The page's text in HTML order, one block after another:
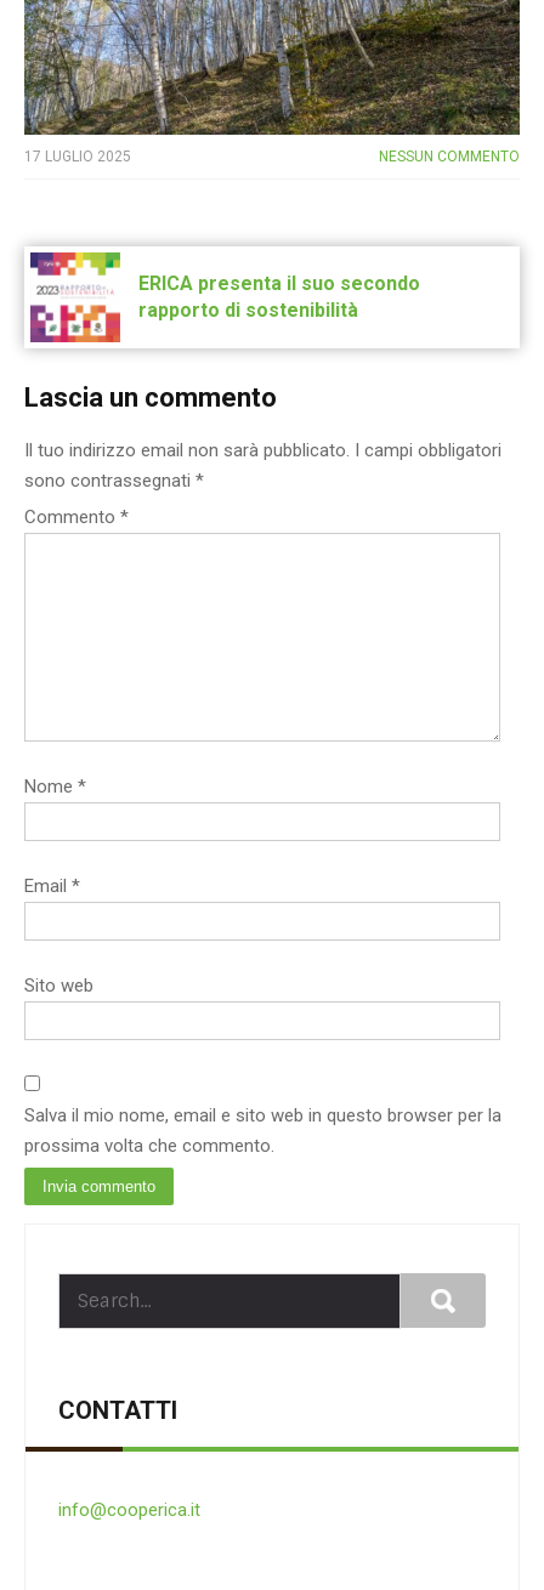
17 LUGLIO 2025 NESSUN COMMENTO
Post
navigation
ERICA presenta il suo secondo
rapporto di sostenibilità
Lascia un commento
Il tuo indirizzo email non sarà pubblicato. I campi obbligatori
sono contrassegnati *
Commento *
Nome *
Email *
Sito web
Salva il mio nome, email e sito web in questo browser per la
prossima volta che commento.
CONTATTI
info@cooperica.it